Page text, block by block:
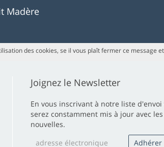
Madère
des cookies, se il vous plaît fermer ce message
Joignez le Newsletter
En vous inscrivant à notre liste d'envoi
serez constamment mis à jour avec
nouvelles.